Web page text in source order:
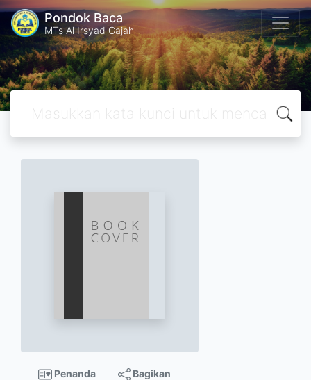
Pondok Baca
MTs Al Irsyad Gajah
Penanda Bagikan